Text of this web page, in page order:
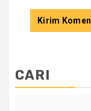
CARI